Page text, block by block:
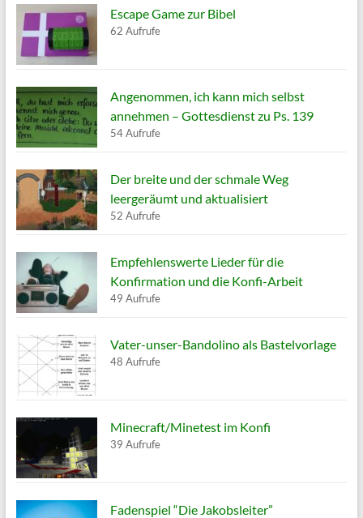
Escape Game zur Bibel
62 Aufrufe
Angenommen, ich kann mich selbst
annehmen – Gottesdienst zu Ps. 139
54 Aufrufe
Der breite und der schmale Weg
leergeräumt und aktualisiert
52 Aufrufe
Empfehlenswerte Lieder für die
Konfirmation und die Konfi-Arbeit
49 Aufrufe
Vater-unser-Bandolino als Bastelvorlage
48 Aufrufe
Minecraft/Minetest im Konfi
39 Aufrufe
Fadenspiel “Die Jakobsleiter”